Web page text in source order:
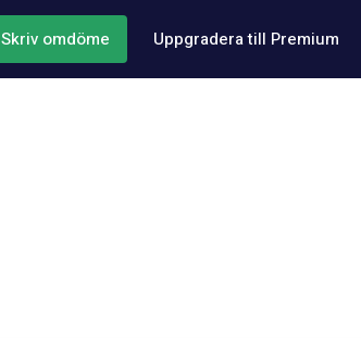
Skriv omdöme Uppgradera till Premium